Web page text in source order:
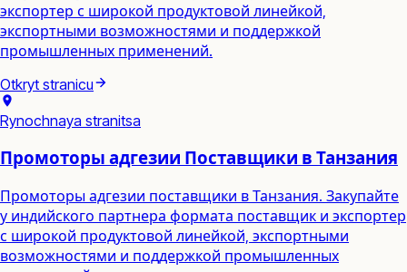
экспортер с широкой продуктовой линейкой,
экспортными возможностями и поддержкой
промышленных применений.
Otkryt stranicu
Rynochnaya stranitsa
Промоторы адгезии Поставщики в Танзания
Промоторы адгезии поставщики в Танзания. Закупайте
у индийского партнера формата поставщик и экспортер
с широкой продуктовой линейкой, экспортными
возможностями и поддержкой промышленных